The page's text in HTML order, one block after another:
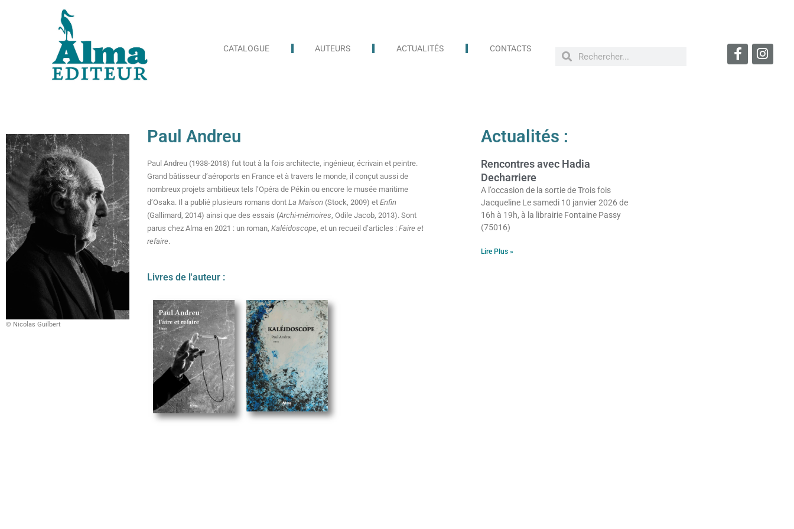
CATALOGUE AUTEURS ACTUALITÉS CONTACTS
© Nicolas Guilbert
Paul Andreu
Paul Andreu (1938-2018) fut tout à la fois architecte, ingénieur, écrivain et peintre.
Grand bâtisseur d’aéroports en France et à travers le monde, il conçut aussi de
nombreux projets ambitieux tels l’Opéra de Pékin ou encore le musée maritime
d’Osaka. Il a publié plusieurs romans dontLa Maison (Stock, 2009) etEnfin
(Gallimard, 2014) ainsi que des essais (Archi-mémoires, Odile Jacob, 2013). Sont
parus chez Alma en 2021 : un roman,Kaléidoscope, et un recueil d’articles :Faire et
refaire.
Livres de l'auteur :
Actualités :
Rencontres avec Hadia
Decharriere
A l’occasion de la sortie de Trois fois
Jacqueline Le samedi 10 janvier 2026 de
16h à 19h, à la librairie Fontaine Passy
(75016)
Lire Plus »